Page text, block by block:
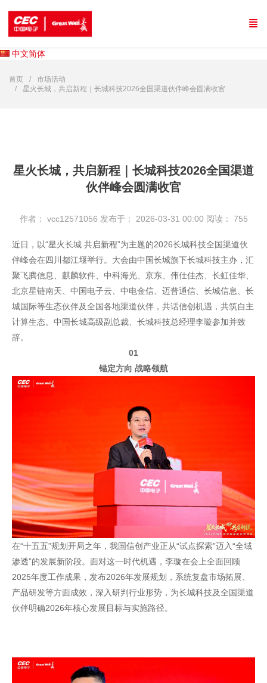
中文简体
首页
市场活动
星火长城，共启新程｜长城科技2026全国渠道伙伴峰会圆满收官
星火长城，共启新程｜长城科技2026全国渠道
伙伴峰会圆满收官
作者： vcc12571056 发布于： 2026-03-31 00:00 阅读： 755
近日，以“星火长城 共启新程”为主题的2026长城科技全国渠道伙
伴峰会在四川都江堰举行。大会由中国长城旗下长城科技主办，汇
聚飞腾信息
、麒麟软件、中科海光、京东、伟仕佳杰、长虹佳华、
北京星链南天 、中国电子云、中电金信、迈普通信、长城信息、长
城国际等生态伙伴及全国各地渠道伙伴，共话信创机遇，共筑自主
计算生态。 中国长城高级副总裁、长城科技总经理李璇参加并致
辞。
01
锚定方向 战略领航
在“十五五”规划开局之年，我国信创产业正从“试点探索”迈入“全域
渗透”的发展新阶段。面对这一时代机遇，李璇在会上全面回顾
2025年度工作成果，发布2026年发展规划，系统复盘市场拓展、
产品研发等方面成效，深入研判行业形势，为长城科技及全国渠道
伙伴明确2026年核心发展目标与实施路径。